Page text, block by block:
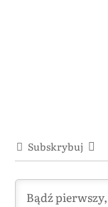
Subskrybuj